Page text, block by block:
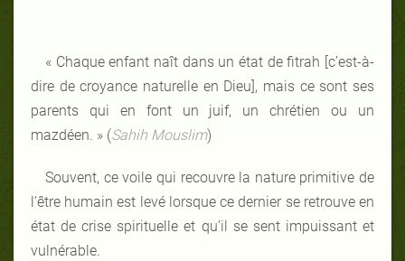
« Chaque enfant naît dans un état de fitrah [c’est-à-
dire de croyance naturelle en Dieu], mais ce sont ses
parents qui en font un juif, un chrétien ou un
mazdéen. » (Sahih Mouslim)
Souvent, ce voile qui recouvre la nature primitive de
l’être humain est levé lorsque ce dernier se retrouve en
état de crise spirituelle et qu’il se sent impuissant et
vulnérable.